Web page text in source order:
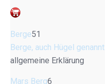
Berge51
Berge, auch Hügel genannt
allgemeine Erklärung
Mars Berg6